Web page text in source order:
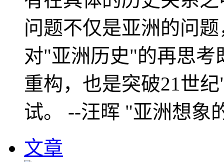
问题不仅是亚洲的问
对"亚洲历史"的再思考
重构，也是突破21世
试。 --汪晖 "亚洲想象
文章